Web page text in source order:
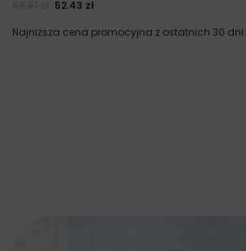
52.43 zł
Najniższa cena promocyjna z ostatnich 30 dni: